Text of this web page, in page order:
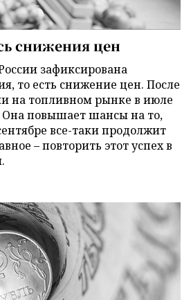
снижения цен
зафиксирована
то есть снижение цен. После
на топливном рынке в июле
Она повышает шансы на то,
все-таки продолжит
– повторить этот успех в